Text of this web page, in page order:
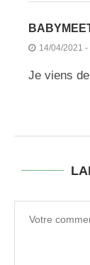
14/04/2021
Je viens